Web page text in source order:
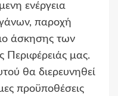
ενέργεια
παροχή
άσκησης των
Περιφέρειάς μας.
θα διερευνηθεί
προϋποθέσεις